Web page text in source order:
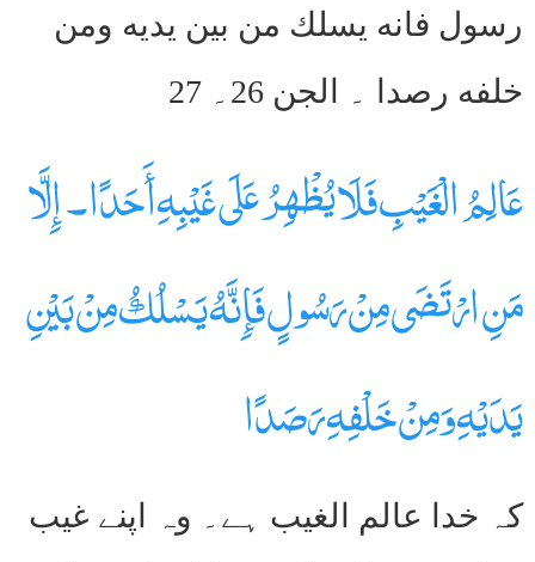
رسول فانه يسلك من بين يديه ومن
خلفه رصدا ۔ الجن 26۔ 27
عَالِمُ الْغَيْبِ فَلَا يُظْهِرُ عَلَى غَيْبِهِ أَحَدًا۔ إِلَّا
مَنِ ارْتَضَى مِنْ رَسُولٍ فَإِنَّهُ يَسْلُكُ مِنْ بَيْنِ
يَدَيْهِ وَمِنْ خَلْفِهِ رَصَدًا
کہ خدا عالم الغیب ہے۔ وہ اپنے غیب